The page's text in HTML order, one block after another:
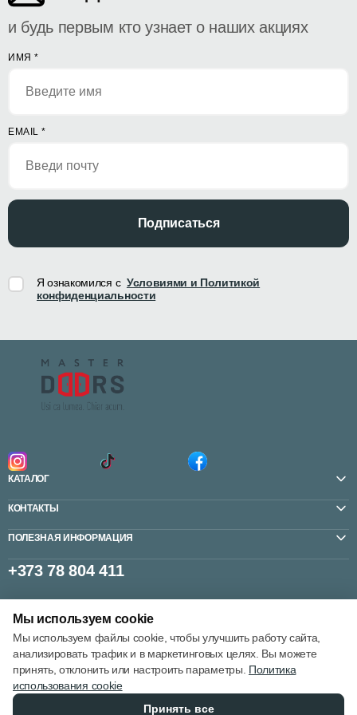
и будь первым кто узнает о наших акциях
ИМЯ *
EMAIL *
Подписаться
Я ознакомился с Условиями и Политикой
конфиденциальности
КАТАЛОГ
КОНТАКТЫ
ПОЛЕЗНАЯ ИНФОРМАЦИЯ
+373 78 804 411
Настройки cookie
Политика использования cookie
Мы используем cookie
Мы используем файлы cookie, чтобы улучшить работу сайта,
анализировать трафик и в маркетинговых целях. Вы можете
принять, отклонить или настроить параметры. Политика
использования cookie
Принять все